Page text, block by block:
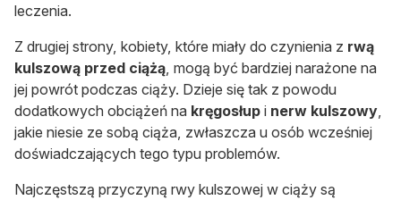
leczenia.
Z drugiej strony, kobiety, które miały do czynienia z rwą
kulszową przed ciążą , mogą być bardziej narażone na
jej powrót podczas ciąży. Dzieje się tak z powodu
dodatkowych obciążeń na kręgosłup i nerw kulszowy
jakie niesie ze sobą ciąża, zwłaszcza u osób wcześniej
doświadczających tego typu problemów.
Najczęstszą przyczyną rwy kulszowej w ciąży są